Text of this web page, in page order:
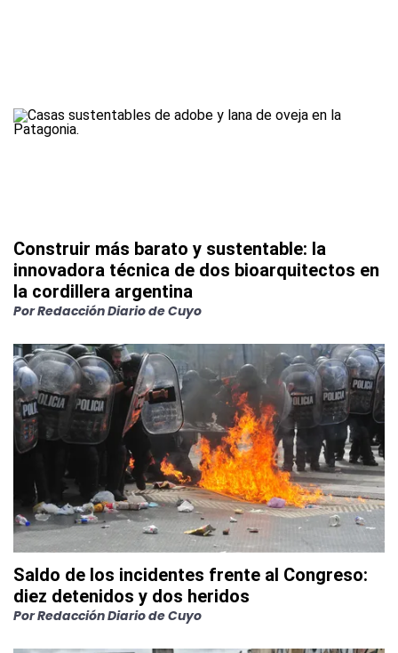
Construir más barato y sustentable: la
innovadora técnica de dos bioarquitectos en
la cordillera argentina
PorRedacción Diario de Cuyo
Saldo de los incidentes frente al Congreso:
diez detenidos y dos heridos
PorRedacción Diario de Cuyo